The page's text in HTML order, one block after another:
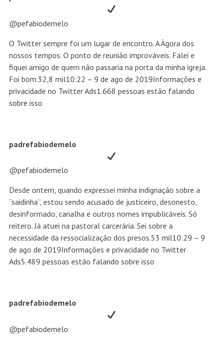
@pefabiodemelo
O Twitter sempre foi um lugar de encontro. A Àgora dos
nossos tempos. O ponto de reunião improváveis. Falei e
fiquei amigo de quem não passaria na porta da minha igreja.
Foi bom.32,8 mil10:22 – 9 de ago de 2019Informações e
privacidade no Twitter Ads1.668 pessoas estão falando
sobre isso
padrefabiodemelo
@pefabiodemelo
Desde ontem, quando expressei minha indignação sobre a
“saidinha”, estou sendo acusado de justiceiro, desonesto,
desinformado, canalha e outros nomes impublicáveis. Só
reitero. Já atuei na pastoral carcerária. Sei sobre a
necessidade da ressocialização dos presos.53 mil10:29 – 9
de ago de 2019Informações e privacidade no Twitter
Ads5.489 pessoas estão falando sobre isso
padrefabiodemelo
@pefabiodemelo